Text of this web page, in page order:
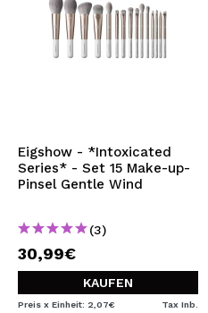
Eigshow - *Intoxicated
Series* - Set 15 Make-up-
Pinsel Gentle Wind
(3)
30,99€
KAUFEN
Preis x Einheit: 2,07€ Tax Inb.